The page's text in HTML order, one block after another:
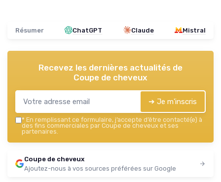
Résumer ChatGPT Claude Mistral
Recevez les dernières actualités de
Coupe de cheveux
➔ Je m'inscris
* En remplissant ce formulaire, j’accepte d’être contacté(e) à
des fins commerciales par Coupe de cheveux et ses
partenaires.
Coupe de cheveux
Ajoutez-nous à vos sources préférées sur Google